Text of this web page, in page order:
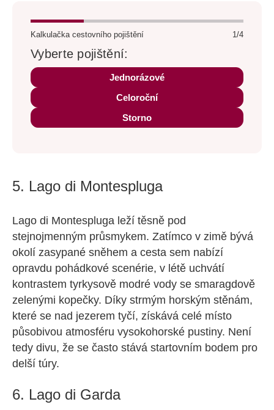
Kalkulačka cestovního pojištění 1/4
Vyberte pojištění:
Jednorázové
Celoroční
Storno
5. Lago di Montespluga
Lago di Montespluga leží těsně pod
stejnojmenným průsmykem. Zatímco v zimě bývá
okolí zasypané sněhem a cesta sem nabízí
opravdu pohádkové scenérie, v létě uchvátí
kontrastem tyrkysově modré vody se smaragdově
zelenými kopečky. Díky strmým horským stěnám,
které se nad jezerem tyčí, získává celé místo
působivou atmosféru vysokohorské pustiny. Není
tedy divu, že se často stává startovním bodem pro
delší túry.
6. Lago di Garda